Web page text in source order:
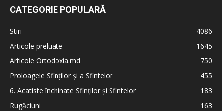
CATEGORIE POPULARĂ
Stiri
4086
Articole preluate
1645
Articole Ortodoxia.md
750
Proloagele Sfinților și a Sfintelor
455
6. Acatiste închinate Sfinților și Sfintelor
183
Rugăciuni
163